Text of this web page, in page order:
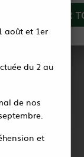
ACCEPTER
votre
août et 1er
du 2 au
de nos
et